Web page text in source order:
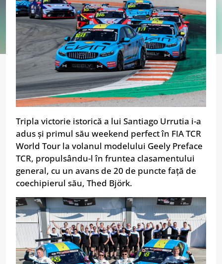
Tripla victorie istorică a lui Santiago Urrutia i-a
adus și primul său weekend perfect în FIA TCR
World Tour la volanul modelului Geely Preface
TCR, propulsându-l în fruntea clasamentului
general, cu un avans de 20 de puncte față de
coechipierul său, Thed Björk.